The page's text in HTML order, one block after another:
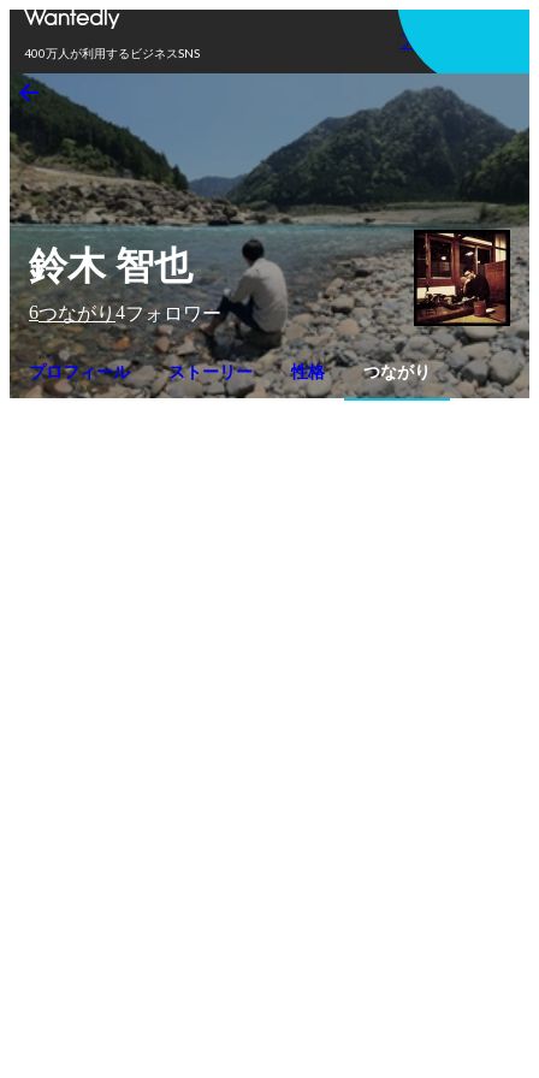
400万人が利用するビジネスSNS
アプリを使う
鈴木 智也
6つながり 4フォロワー
プロフィール ストーリー 性格 つながり